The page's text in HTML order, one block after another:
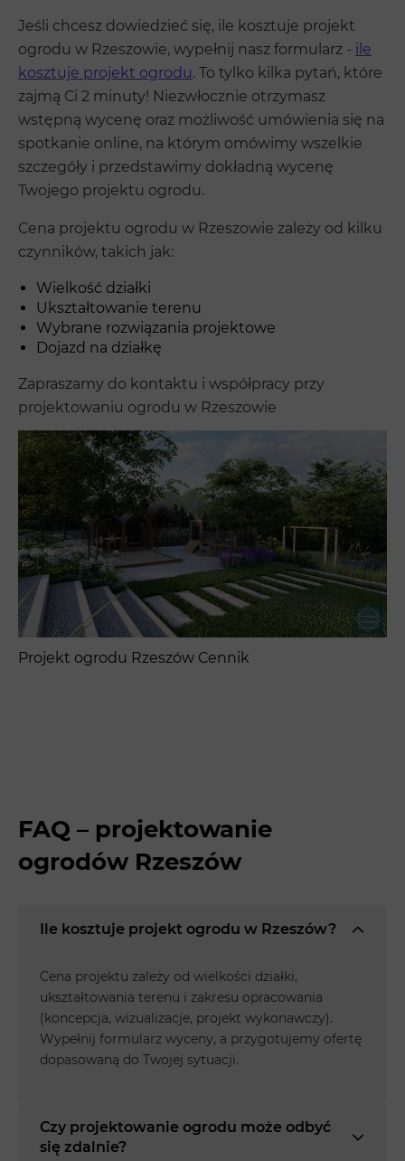
Jeśli chcesz dowiedzieć się, ile kosztuje projekt
ogrodu w Rzeszowie, wypełnij nasz formularz - ile
kosztuje projekt ogrodu. To tylko kilka pytań, które
zajmą Ci 2 minuty! Niezwłocznie otrzymasz
wstępną wycenę oraz możliwość umówienia się na
spotkanie online, na którym omówimy wszelkie
szczegóły i przedstawimy dokładną wycenę
Twojego projektu ogrodu.
Cena projektu ogrodu w Rzeszowie zależy od kilku
czynników, takich jak:
Wielkość działki
Ukształtowanie terenu
Wybrane rozwiązania projektowe
Dojazd na działkę
Zapraszamy do kontaktu i współpracy przy
projektowaniu ogrodu w Rzeszowie
Projekt ogrodu Rzeszów Cennik
FAQ – projektowanie
ogrodów Rzeszów
Ile kosztuje projekt ogrodu w Rzeszów?
Cena projektu zależy od wielkości działki,
ukształtowania terenu i zakresu opracowania
(koncepcja, wizualizacje, projekt wykonawczy).
Wypełnij formularz wyceny, a przygotujemy ofertę
dopasowaną do Twojej sytuacji.
Czy projektowanie ogrodu może odbyć
się zdalnie?